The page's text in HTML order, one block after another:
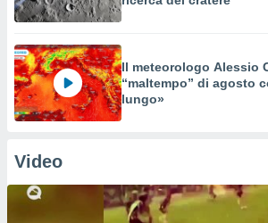
Il meteorologo Alessio
“maltempo” di agosto
lungo»
Video